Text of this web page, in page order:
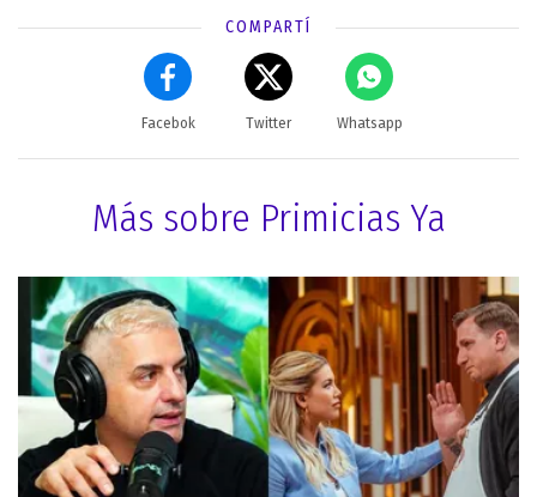
COMPARTÍ
Facebok Twitter Whatsapp
Más sobre Primicias Ya